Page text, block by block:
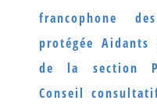
francophone
protégée Aidants
de la section
Conseil